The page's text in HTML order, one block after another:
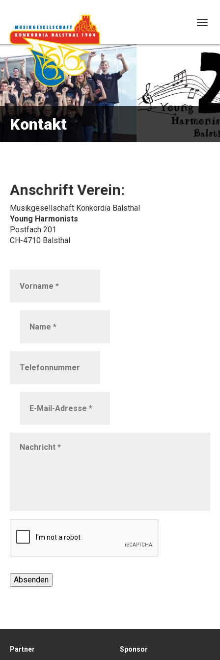
Kontakt
Anschrift Verein:
Musikgesellschaft Konkordia Balsthal
Young Harmonists
Postfach 201
CH-4710 Balsthal
Absenden
Partner Sponsor